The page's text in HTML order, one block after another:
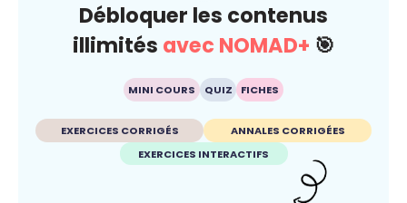
Débloquer les contenus
illimités avec NOMAD+ 🎯
MINI COURS QUIZ FICHES
EXERCICES CORRIGÉS
ANNALES CORRIGÉES
EXERCICES INTERACTIFS